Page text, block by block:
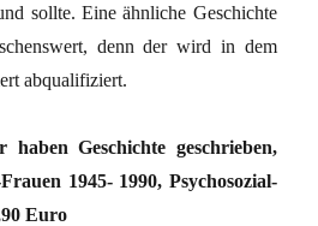
sollte. Eine ähnliche Geschichte
denn der wird in dem
abqualifiziert.
haben Geschichte geschrieben,
1945- 1990, Psychosozial-
Euro